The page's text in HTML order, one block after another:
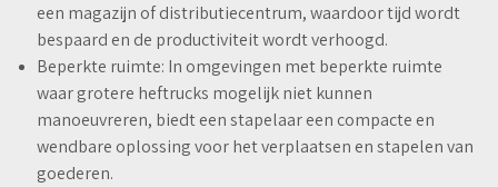
een magazijn of distributiecentrum, waardoor tijd wordt
bespaard en de productiviteit wordt verhoogd.
Beperkte ruimte: In omgevingen met beperkte ruimte
waar grotere heftrucks mogelijk niet kunnen
manoeuvreren, biedt een stapelaar een compacte en
wendbare oplossing voor het verplaatsen en stapelen van
goederen.